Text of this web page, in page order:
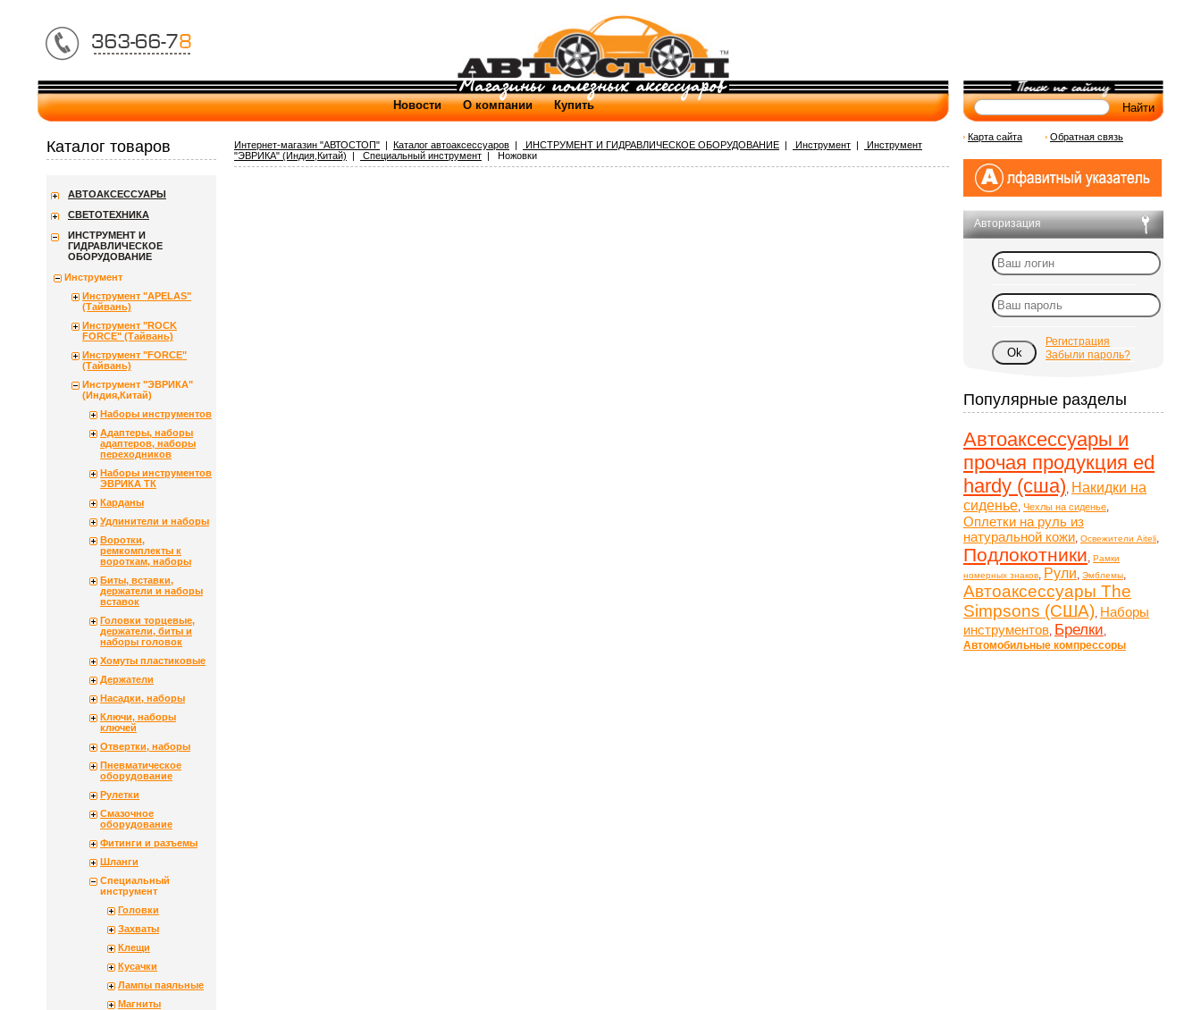
Новости О компании Купить
Интернет-магазин "АВТОСТОП" | Каталог автоаксессуаров | ИНСТРУМЕНТ И ГИДРАВЛИЧЕСКОЕ ОБОРУДОВАНИЕ | Инструмент |
Инструмент
"ЭВРИКА" (Индия,Китай) | Специальный инструмент | Ножовки
Каталог товаров
АВТОАКСЕССУАРЫ
СВЕТОТЕХНИКА
ИНСТРУМЕНТ И
ГИДРАВЛИЧЕСКОЕ
ОБОРУДОВАНИЕ
Инструмент
Инструмент "APELAS"
(Тайвань)
Инструмент "ROCK
FORCE" (Тайвань)
Инструмент "FORCE"
(Тайвань)
Инструмент "ЭВРИКА"
(Индия,Китай)
Наборы инструментов
Адаптеры, наборы
адаптеров, наборы
переходников
Наборы инструментов
ЭВРИКА ТК
Карданы
Удлинители и наборы
Воротки,
ремкомплекты к
вороткам, наборы
Биты, вставки,
держатели и наборы
вставок
Головки торцевые,
держатели, биты и
наборы головок
Хомуты пластиковые
Держатели
Насадки, наборы
Ключи, наборы
ключей
Отвертки, наборы
Пневматическое
оборудование
Рулетки
Смазочное
оборудование
Фитинги и разъемы
Шланги
Специальный
инструмент
Головки
Захваты
Клещи
Кусачки
Лампы паяльные
Магниты
Карта сайта Обратная связь
Авторизация
Регистрация
Забыли пароль?
Популярные разделы
Автоаксессуары и
прочая продукция ed
hardy (сша), Накидки на
сиденье, Чехлы на сиденье,
Оплетки на руль из
натуральной кожи, Освежители Aiteli,
Подлокотники, Рамки
номерных знаков, Рули, Эмблемы,
Автоаксессуары The
Simpsons (США), Наборы
инструментов, Брелки,
Автомобильные компрессоры